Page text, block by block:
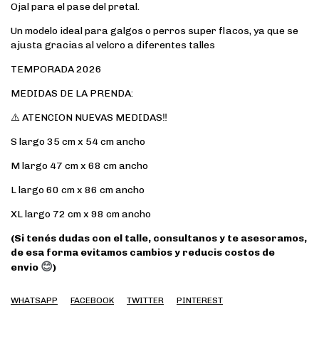
Ojal para el pase del pretal.
Un modelo ideal para galgos o perros super flacos, ya que se
ajusta gracias al velcro a diferentes talles
TEMPORADA 2026
MEDIDAS DE LA PRENDA:
⚠️ ATENCION NUEVAS MEDIDAS‼️
S largo 35 cm x 54 cm ancho
M largo 47 cm x 68 cm ancho
L largo 60 cm x 86 cm ancho
XL largo 72 cm x 98 cm ancho
(Si tenés dudas con el talle, consultanos y te asesoramos,
de esa forma evitamos cambios y reducis costos de
envio 😊)
WHATSAPP FACEBOOK TWITTER PINTEREST